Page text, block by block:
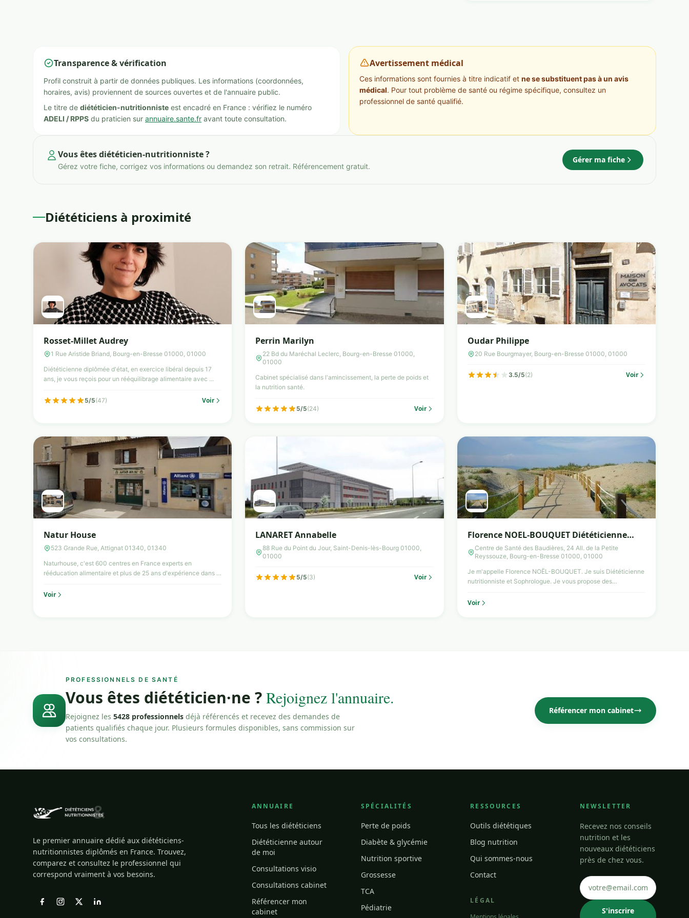
Transparence & vérification
Profil construit à partir de données publiques. Les informations (coordonnées,
horaires, avis) proviennent de sources ouvertes et de l'annuaire public.
Le titre de diététicien-nutritionniste est encadré en France : vérifiez le numéro
ADELI / RPPS du praticien sur annuaire.sante.fr avant toute consultation.
Avertissement médical
Ces informations sont fournies à titre indicatif et ne se substituent pas à un avis
médical. Pour tout problème de santé ou régime spécifique, consultez un
professionnel de santé qualifié.
Vous êtes diététicien-nutritionniste ?
Gérez votre fiche, corrigez vos informations ou demandez son retrait. Référencement gratuit.
Gérer ma fiche
Diététiciens à proximité
Rosset-Millet Audrey
1 Rue Aristide Briand, Bourg-en-Bresse 01000, 01000
Diététicienne diplômée d'état, en exercice libéral depuis 17
ans, je vous reçois pour un rééquilibrage alimentaire avec ...
5/5(47) Voir
Perrin Marilyn
22 Bd du Maréchal Leclerc, Bourg-en-Bresse 01000,
01000
Cabinet spécialisé dans l'amincissement, la perte de poids et
la nutrition santé.
5/5(24) Voir
Oudar Philippe
20 Rue Bourgmayer, Bourg-en-Bresse 01000, 01000
3.5/5(2) Voir
Natur House
523 Grande Rue, Attignat 01340, 01340
Naturhouse, c'est 600 centres en France experts en
rééducation alimentaire et plus de 25 ans d'expérience dans la
Voir
LANARET Annabelle
88 Rue du Point du Jour, Saint-Denis-lès-Bourg 01000,
01000
5/5(3) Voir
Florence NOEL-BOUQUET Diététicienne
nutritionniste et Sophrologue, Bourg en
Bresse
Centre de Santé des Baudières, 24 All. de la Petite
Reyssouze, Bourg-en-Bresse 01000, 01000
Je m'appelle Florence NOËL-BOUQUET. Je suis Diététicienne
nutritionniste et Sophrologue. Je vous propose des
Voir
PROFESSIONNELS DE SANTÉ
Vous êtes diététicien·ne ? Rejoignez l'annuaire.
Rejoignez les 5428 professionnels déjà référencés et recevez des demandes de
patients qualifiés chaque jour. Plusieurs formules disponibles, sans commission sur
vos consultations.
Référencer mon cabinet
Le premier annuaire dédié aux diététiciens-
nutritionnistes diplômés en France. Trouvez,
comparez et consultez le professionnel qui
correspond vraiment à vos besoins.
ANNUAIRE
Tous les diététiciens
Diététicienne autour
de moi
Consultations visio
Consultations cabinet
Référencer mon
cabinet
SPÉCIALITÉS
Perte de poids
Diabète & glycémie
Nutrition sportive
Grossesse
TCA
Pédiatrie
RESSOURCES
Outils diététiques
Blog nutrition
Qui sommes-nous
Contact
LÉGAL
NEWSLETTER
Recevez nos conseils
nutrition et les
nouveaux diététiciens
près de chez vous.
S'inscrire